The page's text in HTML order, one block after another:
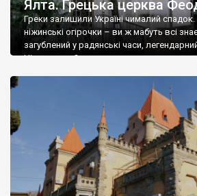
Ялта. Грецька церква
Греки залишили Україні чималий
ніжинські огірочки – ви ж мабуть всі
загублений у радянські часи,
Ніжин греки?